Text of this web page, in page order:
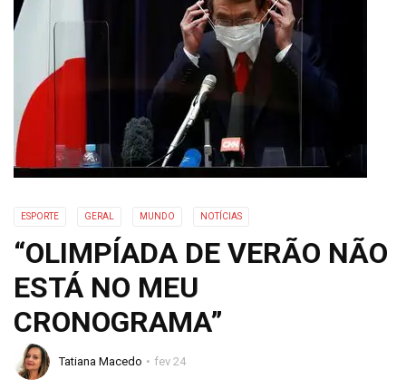
ESPORTE GERAL MUNDO NOTÍCIAS
“OLIMPÍADA DE VERÃO NÃO
ESTÁ NO MEU
CRONOGRAMA”
Tatiana Macedo fev 24